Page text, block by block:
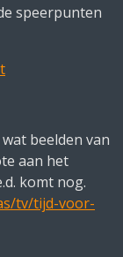
speerpunten
beelden van
aan het
komt nog.
tv/tijd-voor-